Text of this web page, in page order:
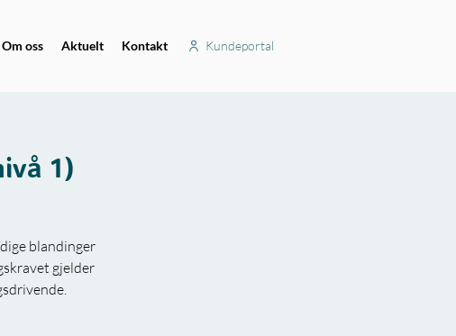
Om oss Aktuelt Kontakt Kundeportal
1)
blandinger
gjelder